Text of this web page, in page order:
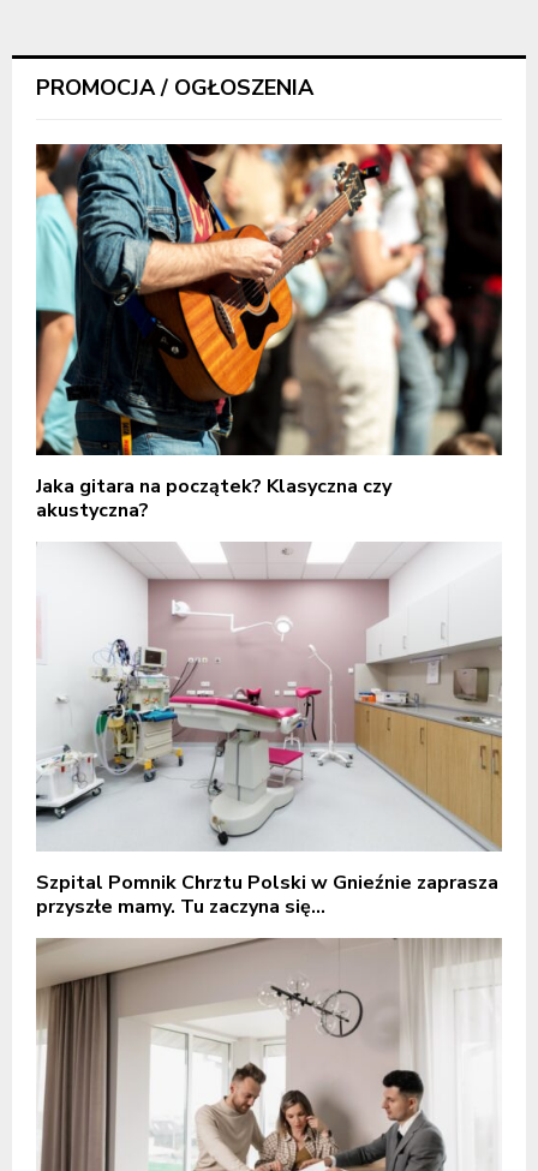
PROMOCJA / OGŁOSZENIA
Jaka gitara na początek? Klasyczna czy
akustyczna?
Szpital Pomnik Chrztu Polski w Gnieźnie zaprasza
przyszłe mamy. Tu zaczyna się...